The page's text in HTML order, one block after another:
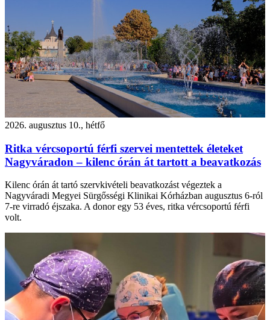
2026. augusztus 10., hétfő
Ritka vércsoportú férfi szervei mentettek életeket
Nagyváradon – kilenc órán át tartott a beavatkozás
Kilenc órán át tartó szervkivételi beavatkozást végeztek a
Nagyváradi Megyei Sürgősségi Klinikai Kórházban augusztus 6-ról
7-re virradó éjszaka. A donor egy 53 éves, ritka vércsoportú férfi
volt.